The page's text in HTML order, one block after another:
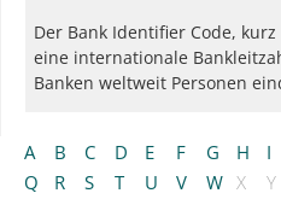
A B C D E F G H I
Q
R S T U V W X Y
Der Bank Identifier Code,
eine internationale
Banken weltweit Personen